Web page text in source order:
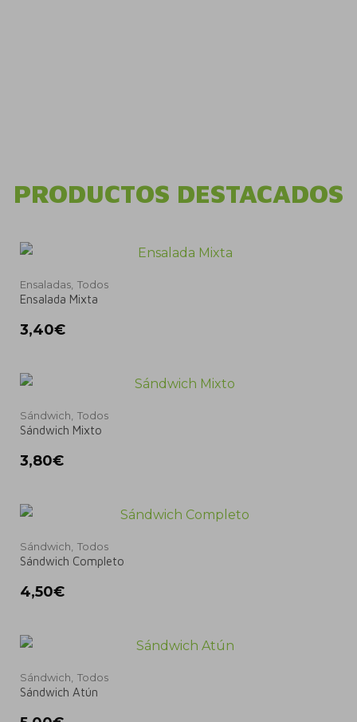
PRODUCTOS DESTACADOS
Ensaladas, Todos
Ensalada Mixta
3,40€
Sándwich, Todos
Sándwich Mixto
3,80€
Sándwich, Todos
Sándwich Completo
4,50€
Sándwich, Todos
Sándwich Atún